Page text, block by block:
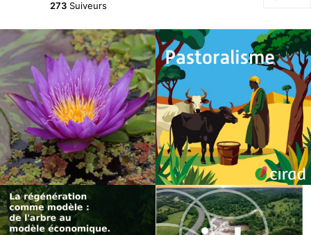
273 Suiveurs